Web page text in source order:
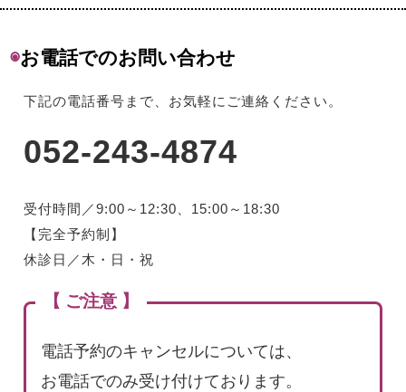
◉お電話でのお問い合わせ
下記の電話番号まで、お気軽にご連絡ください。
052-243-4874
受付時間／9:00～12:30、15:00～18:30
【完全予約制】
休診日／木・日・祝
【 ご注意 】
電話予約のキャンセルについては、
お電話でのみ受け付けております。